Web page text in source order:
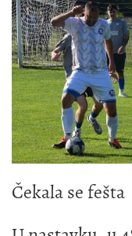
Čekala se fešta